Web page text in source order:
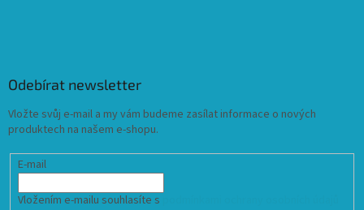
Odebírat newsletter
Vložte svůj e-mail a my vám budeme zasílat informace o nových
produktech na našem e-shopu.
E-mail
Vložením e-mailu souhlasíte s